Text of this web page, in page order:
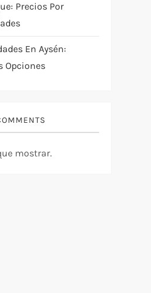
Precios Por
En Aysén:
Opciones
mostrar.